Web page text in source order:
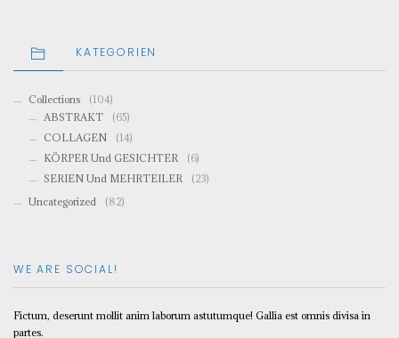
KATEGORIEN
Collections
(104)
ABSTRAKT
(65)
COLLAGEN
(14)
KÖRPER Und GESICHTER
(6)
SERIEN Und MEHRTEILER
(23)
Uncategorized
(82)
WE ARE SOCIAL!
Fictum, deserunt mollit anim laborum astutumque! Gallia est omnis divisa in
partes.